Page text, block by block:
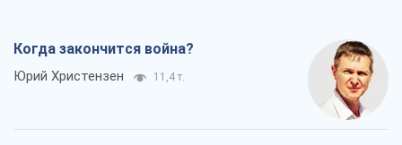
Когда закончится война?
Юрий Христензен 11,4 т.